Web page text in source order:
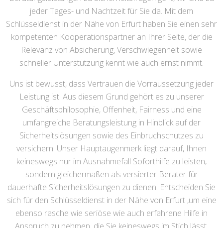
jeder Tages- und Nachtzeit für Sie da. Mit dem
Schlüsseldienst in der Nähe von Erfurt haben Sie einen sehr
kompetenten Kooperationspartner an Ihrer Seite, der die
Relevanz von Absicherung, Verschwiegenheit sowie
schneller Unterstützung kennt wie auch ernst nimmt.
Uns ist bewusst, dass Vertrauen die Vorraussetzung jeder
Leistung ist. Aus diesem Grund gehört es zu unserer
Geschäftsphilosophie, Offenheit, Fairness und eine
umfangreiche Beratungsleistung in Hinblick auf der
Sicherheitslösungen sowie des Einbruchschutzes zu
versichern. Unser Hauptaugenmerk liegt darauf, Ihnen
keineswegs nur im Ausnahmefall Soforthilfe zu leisten,
sondern gleichermaßen als versierter Berater für
dauerhafte Sicherheitslösungen zu dienen. Entscheiden Sie
sich für den Schlüsseldienst in der Nähe von Erfurt ,um eine
ebenso rasche wie seriöse wie auch erfahrene Hilfe in